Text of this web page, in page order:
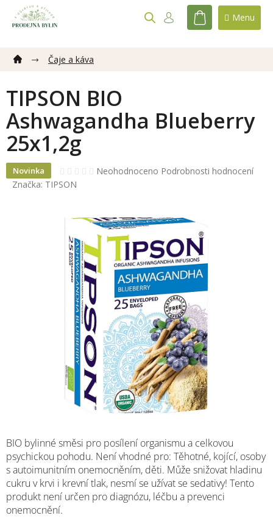
obsah
NÁKUPNÍ
Čaje a káva
TIPSON BIO
Ashwagandha Blueberry
25x1,2g
Novinka
Průměrné
0,0
z
5
hvězdiček.
Neohodnoceno Podrobnosti hodnocení
Značka: TIPSON
BIO bylinné směsi pro posílení organismu a celkovou
psychickou pohodu. Není vhodné pro: Těhotné, kojící, osoby
s autoimunitním onemocněním, děti. Může snižovat hladinu
cukru v krvi i krevní tlak, nesmí se užívat se sedativy! Tento
produkt není určen pro diagnózu, léčbu a prevenci
onemocnění.